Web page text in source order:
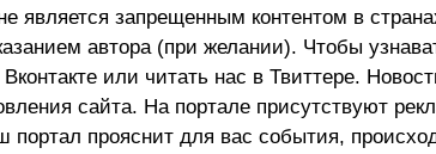
является запрещенным контентом в
автора (при желании). Чтобы
или читать нас в Твиттере.
сайта. На портале присутствуют
портал прояснит для вас события,